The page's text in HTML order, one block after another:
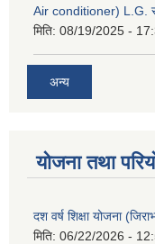
Air conditioner) L.G.
मिति: 08/19/2025 -
अन्य
योजना तथा
दश वर्ष शिक्षा योजना
मिति: 06/22/2026 -